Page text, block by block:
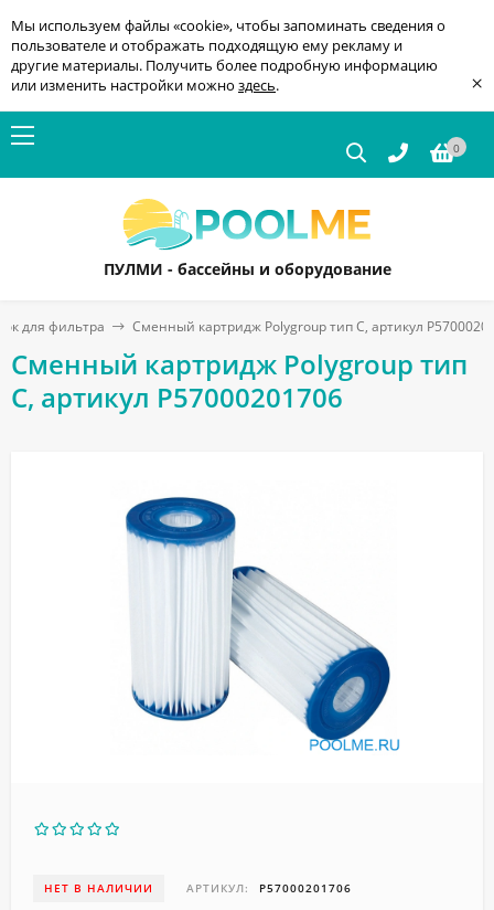
Мы используем файлы «cookie», чтобы запоминать сведения о
пользователе и отображать подходящую ему рекламу и
другие материалы. Получить более подробную информацию
или изменить настройки можно здесь. ×
0
ПУЛМИ - бассейны и оборудование
для фильтра Сменный картридж Polygroup тип С, артикул
Сменный картридж Polygroup тип
С, артикул P57000201706
НЕТ В НАЛИЧИИ АРТИКУЛ: P57000201706